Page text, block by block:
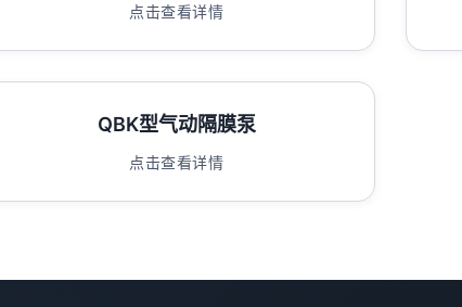
点击查看详情
QBK型气动隔膜泵
点击查看详情